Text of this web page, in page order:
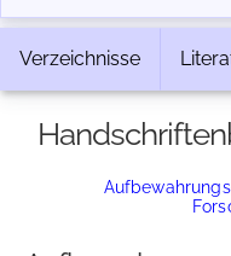
Verzeichnisse